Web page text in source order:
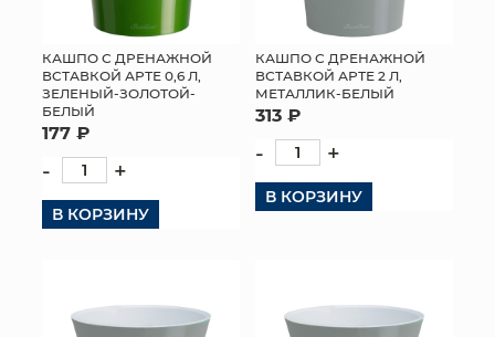
КАШПО С ДРЕНАЖНОЙ
ВСТАВКОЙ АРТЕ 0,6 Л,
ЗЕЛЕНЫЙ-ЗОЛОТОЙ-
БЕЛЫЙ
177 ₽
- +
В КОРЗИНУ
КАШПО С ДРЕНАЖНОЙ
ВСТАВКОЙ АРТЕ 2 Л,
МЕТАЛЛИК-БЕЛЫЙ
313 ₽
- +
В КОРЗИНУ